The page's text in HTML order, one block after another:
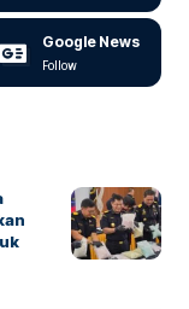
Google News
Follow